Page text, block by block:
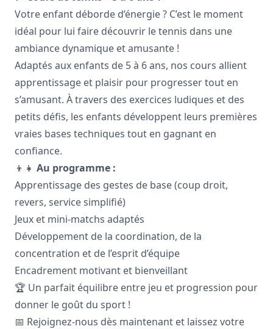
Votre enfant déborde d’énergie ? C’est le moment
idéal pour lui faire découvrir le tennis dans une
ambiance dynamique et amusante !
Adaptés aux enfants de 5 à 6 ans, nos cours allient
apprentissage et plaisir pour progresser tout en
s’amusant. À travers des exercices ludiques et des
petits défis, les enfants développent leurs premières
vraies bases techniques tout en gagnant en
confiance.
👦👧 Au programme :
Apprentissage des gestes de base (coup droit,
revers, service simplifié)
Jeux et mini-matchs adaptés
Développement de la coordination, de la
concentration et de l’esprit d’équipe
Encadrement motivant et bienveillant
🏆 Un parfait équilibre entre jeu et progression pour
donner le goût du sport !
📅 Rejoignez-nous dès maintenant et laissez votre